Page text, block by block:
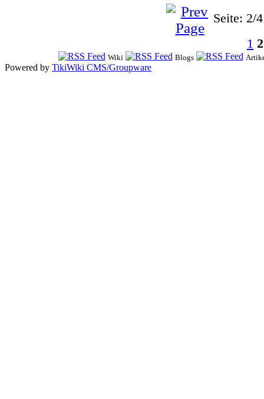
Seite: 2/4
1 2
Wiki Blogs
Powered by TikiWiki CMS/Groupware